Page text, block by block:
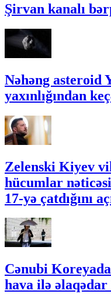
Şirvan kanalı
Nəhəng asteroid
yaxınlığından
Zelenski Kiyev
hücumlar
17-yə çatdığını
Cənubi
hava ilə əlaqədar